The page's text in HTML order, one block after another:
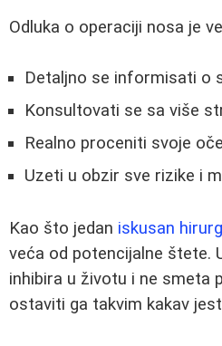
Odluka o operaciji nosa je
Detaljno se informisati o
Konsultovati se sa više
Realno proceniti svoje
Uzeti u obzir sve rizike i
Kao što jedan iskusan hirurg
veća od potencijalne štete.
inhibira u životu i ne smeta
ostaviti ga takvim kakav